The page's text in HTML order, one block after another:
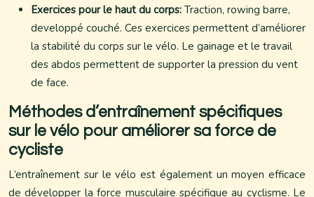
Exercices pour le haut du corps: Traction, rowing barre,
developpé couché. Ces exercices permettent d’améliorer
la stabilité du corps sur le vélo. Le gainage et le travail
des abdos permettent de supporter la pression du vent
de face.
Méthodes d’entraînement spécifiques
sur le vélo pour améliorer sa force de
cycliste
L’entraînement sur le vélo est également un moyen efficace
de développer la force musculaire spécifique au cyclisme. Le